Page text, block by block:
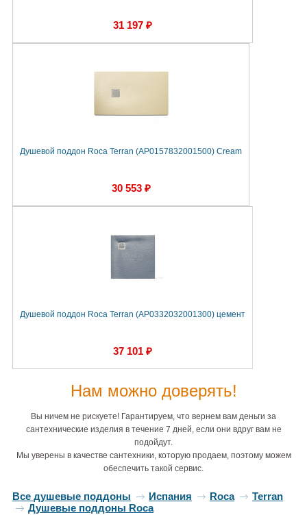
31 197 ₽
Душевой поддон Roca Terran (AP0157832001500) Cream
30 553 ₽
Душевой поддон Roca Terran (AP0332032001300) цемент
37 101 ₽
Нам можно доверять!
Вы ничем не рискуете! Гарантируем, что вернем вам деньги за
сантехнические изделия в течение 7 дней, если они вдруг вам не
подойдут.
Мы уверены в качестве сантехники, которую продаем, поэтому можем
обеспечить такой сервис.
Все душевые поддоны Испания Roca
Terran
Душевые поддоны Roca